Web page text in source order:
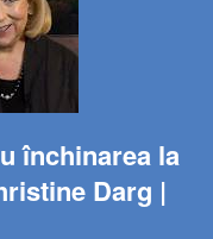
închinarea la
Darg |